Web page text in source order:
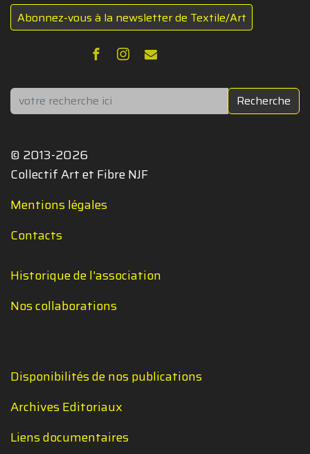
Abonnez-vous à la newsletter de Textile/Art
Rechercher Recherche
© 2013-2026
Collectif Art et Fibre NJF
Mentions légales
Contacts
Historique de l'association
Nos collaborations
Disponibilités de nos publications
Archives Editoriaux
Liens documentaires